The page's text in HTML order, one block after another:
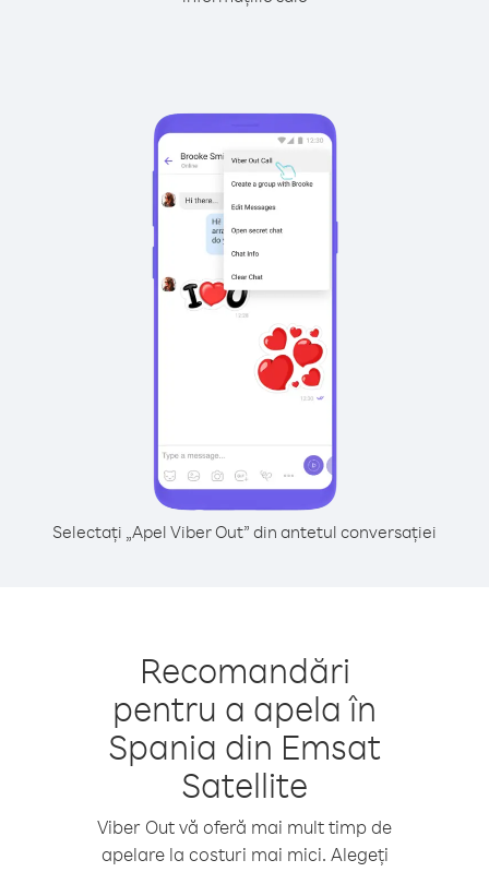
Selectați „Apel Viber Out” din antetul conversației
Recomandări
pentru a apela în
Spania din Emsat
Satellite
Viber Out vă oferă mai mult timp de
apelare la costuri mai mici. Alegeți